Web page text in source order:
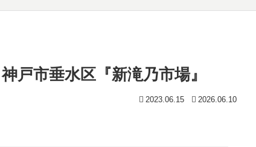
戸市垂水区『新滝乃市場』
2023.06.15 2026.06.10